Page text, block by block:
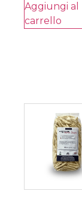
Aggiungi al
carrello